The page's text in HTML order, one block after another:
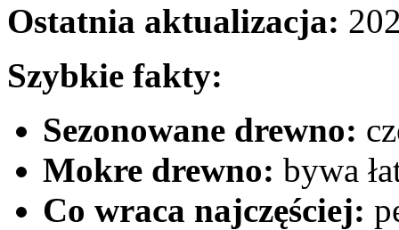
Ostatnia aktualizacja:
Szybkie fakty:
Sezonowane drewno:
Mokre drewno: bywa
Co wraca najczęściej: